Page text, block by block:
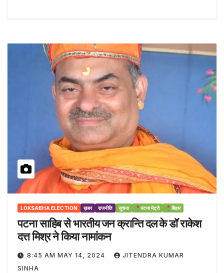
LOKSABHA ELECTION ख़बर राजनीति सूचना पटना मेट्रो बिहार
पटना साहिब से भारतीय जन क्रान्ति दल के डॉ राकेश
दत्त मिश्र ने किया नामांकन
8:45 AM MAY 14, 2024
JITENDRA KUMAR
SINHA